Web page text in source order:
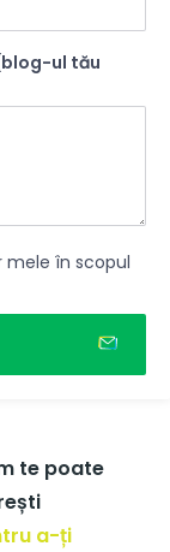
ul tău
mele în scopul
te poate
a-ți